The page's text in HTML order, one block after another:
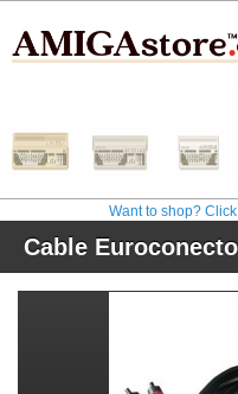
Want to shop?